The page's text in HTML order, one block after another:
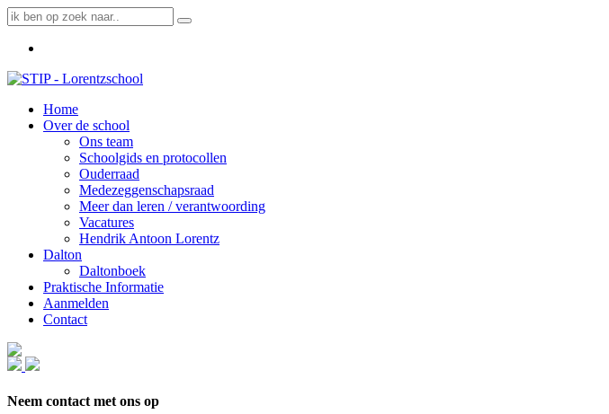
Home
Over de school
Ons team
Schoolgids en protocollen
Ouderraad
Medezeggenschapsraad
Meer dan leren / verantwoording
Vacatures
Hendrik Antoon Lorentz
Dalton
Daltonboek
Praktische Informatie
Aanmelden
Contact
Neem contact met ons op